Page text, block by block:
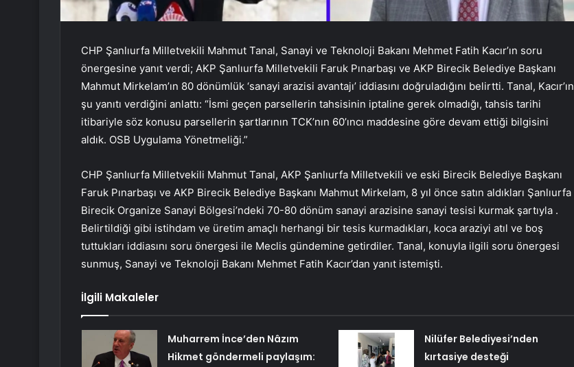
CHP Şanlıurfa Milletvekili Mahmut Tanal, Sanayi ve Teknoloji Bakanı Mehmet Fatih Kacır’ın soru
önergesine yanıt verdi; AKP Şanlıurfa Milletvekili Faruk Pınarbaşı ve AKP Birecik Belediye Başkanı
Mahmut Mirkelam’ın 80 dönümlük ‘sanayi arazisi avantajı’ iddiasını doğruladığını belirtti. Tanal, Kacır’ın
şu yanıtı verdiğini anlattı: “İsmi geçen parsellerin tahsisinin iptaline gerek olmadığı, tahsis tarihi
itibariyle söz konusu parsellerin şartlarının TCK’nın 60’ıncı maddesine göre devam ettiği bilgisini
aldık. OSB Uygulama Yönetmeliği.”
CHP Şanlıurfa Milletvekili Mahmut Tanal, AKP Şanlıurfa Milletvekili ve eski Birecik Belediye Başkanı
Faruk Pınarbaşı ve AKP Birecik Belediye Başkanı Mahmut Mirkelam, 8 yıl önce satın aldıkları Şanlıurfa
Birecik Organize Sanayi Bölgesi’ndeki 70-80 dönüm sanayi arazisine sanayi tesisi kurmak şartıyla .
Belirtildiği gibi istihdam ve üretim amaçlı herhangi bir tesis kurmadıkları, koca araziyi atıl ve boş
tuttukları iddiasını soru önergesi ile Meclis gündemine getirdiler. Tanal, konuyla ilgili soru önergesi
sunmuş, Sanayi ve Teknoloji Bakanı Mehmet Fatih Kacır’dan yanıt istemişti.
İlgili Makaleler
Muharrem İnce’den Nâzım
Hikmet göndermeli paylaşım:
Nilüfer Belediyesi’nden
kırtasiye desteği